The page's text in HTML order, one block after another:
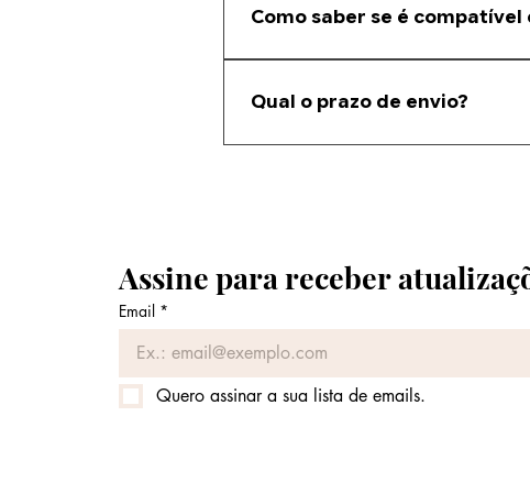
Como saber se é
Qual o prazo de envio?
Assine para receber
Email *
Quero assinar a sua lista de emails.